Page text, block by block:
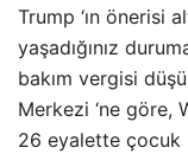
Trump ‘ın önerisi
yaşadığınız
bakım vergisi
Merkezi ‘ne göre,
26 eyalette çocuk